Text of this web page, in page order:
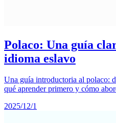
Polaco: Una guía
idioma eslavo
Una guía introductoria al polaco:
qué aprender primero y cómo
2025/12/1